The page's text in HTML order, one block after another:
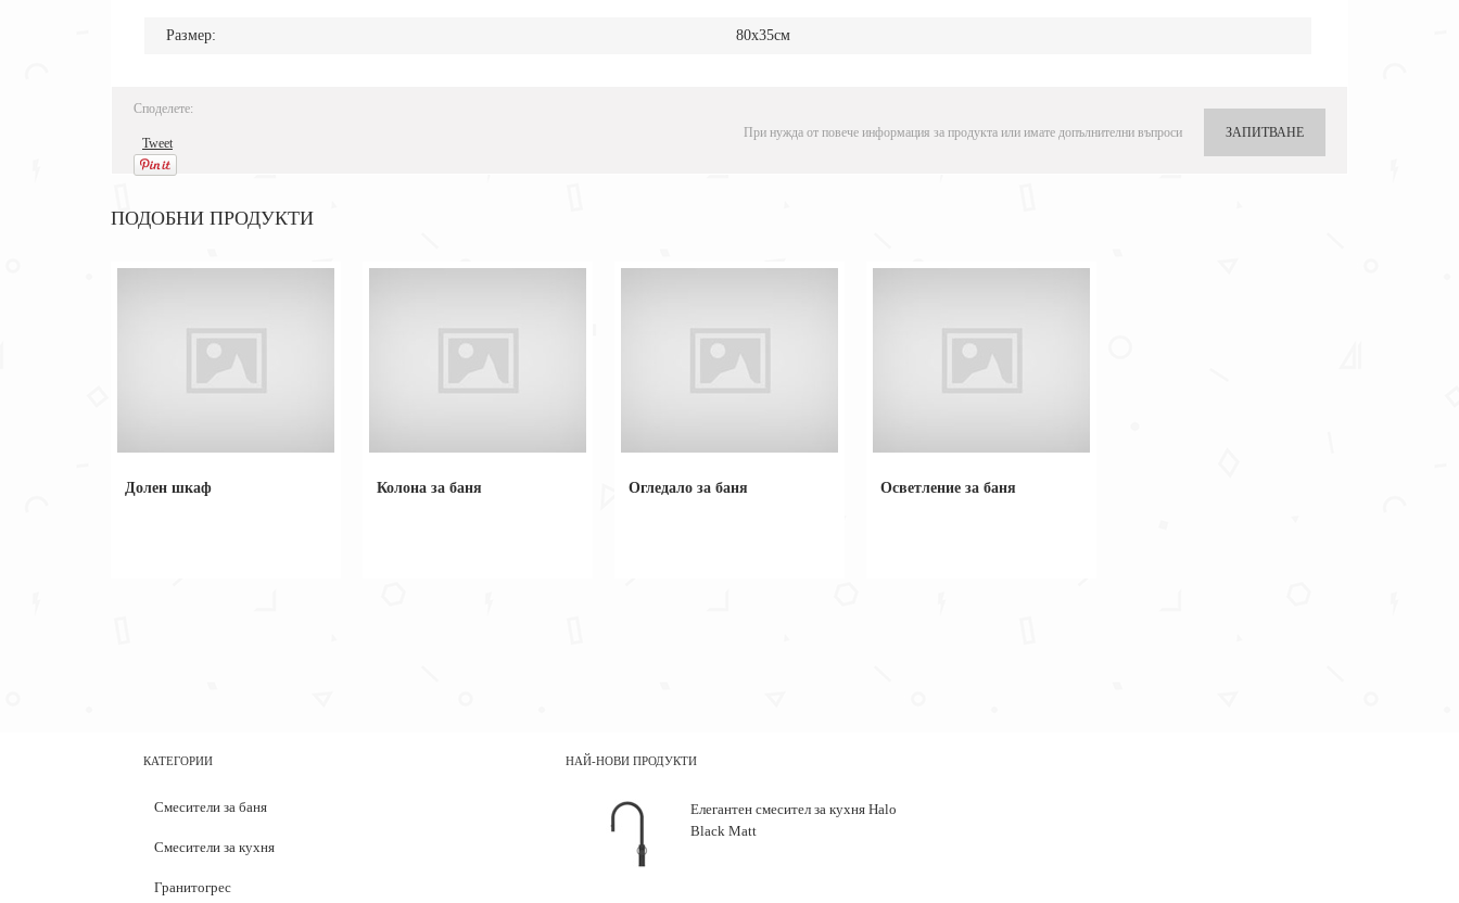
Размер: 80x35см
Споделете:
Tweet
ЗАПИТВАНЕ
При нужда от повече информация за продукта или имате допълнителни въпроси
ПОДОБНИ ПРОДУКТИ
Долен шкаф Колона за баня Огледало за баня Осветление за баня
КАТЕГОРИИ
Смесители за баня
Смесители за кухня
Гранитогрес
НАЙ-НОВИ ПРОДУКТИ
Елегантен смесител за кухня Halo
Black Matt